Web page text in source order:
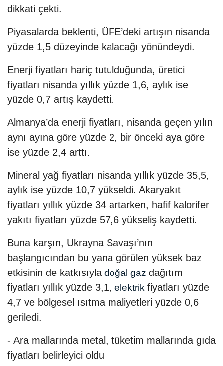
dikkati çekti.
Piyasalarda beklenti, ÜFE’deki artışın nisanda
yüzde 1,5 düzeyinde kalacağı yönündeydi.
Enerji fiyatları hariç tutulduğunda, üretici
fiyatları nisanda yıllık yüzde 1,6, aylık ise
yüzde 0,7 artış kaydetti.
Almanya’da enerji fiyatları, nisanda geçen yılın
aynı ayına göre yüzde 2, bir önceki aya göre
ise yüzde 2,4 arttı.
Mineral yağ fiyatları nisanda yıllık yüzde 35,5,
aylık ise yüzde 10,7 yükseldi. Akaryakıt
fiyatları yıllık yüzde 34 artarken, hafif kalorifer
yakıtı fiyatları yüzde 57,6 yükseliş kaydetti.
Buna karşın, Ukrayna Savaşı’nın
başlangıcından bu yana görülen yüksek baz
etkisinin de katkısıyla doğal gaz dağıtım
fiyatları yıllık yüzde 3,1, elektrik fiyatları yüzde
4,7 ve bölgesel ısıtma maliyetleri yüzde 0,6
geriledi.
- Ara mallarında metal, tüketim mallarında gıda
fiyatları belirleyici oldu